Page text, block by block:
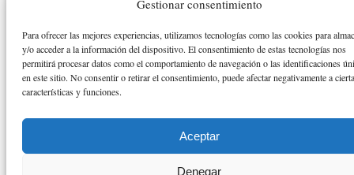
Gestionar consentimiento
Para ofrecer las mejores experiencias, utilizamos tecnologías como las cookies para
y/o acceder a la información del dispositivo. El consentimiento de estas tecnologías nos
permitirá procesar datos como el comportamiento de navegación o las identificaciones
en este sitio. No consentir o retirar el consentimiento, puede afectar negativamente a
características y funciones.
Aceptar
Denegar